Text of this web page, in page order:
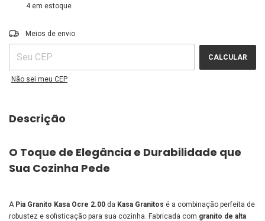
4em estoque
Entregas para o CEP:
Meios de envio
CALCULAR
Não sei meu CEP
Descrição
O Toque de Elegância e Durabilidade que
Sua Cozinha Pede
A Pia Granito Kasa Ocre 2.00 da Kasa Granitos é a combinação perfeita de
robustez e sofisticação para sua cozinha. Fabricada com granito de alta